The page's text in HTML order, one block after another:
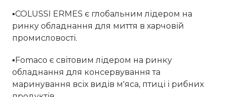
▪COLUSSI ERMES є глобальним лідером на
ринку обладнання для миття в харчовій
промисловості.
▪Fomaco є світовим лідером на ринку
обладнання для консервування та
маринування всіх видів м'яса, птиці і рибних